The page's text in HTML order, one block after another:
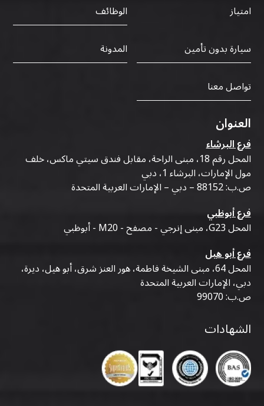
امتياز
الوظائف
سيارة بدون تأمين
المدونة
تواصل معنا
العنوان
فرع البرشاء
المحل رقم 18، مبنى الراحة، مقابل فندق سيتي ماكس، خلف
مول الإمارات، البرشاء 1، دبي
ص.ب: 88152 – دبي – الإمارات العربية المتحدة
فرع أبوظبي
المحل G23، مبنى إنرجي - مصفح - M20 - أبوظبي
فرع أبو هيل
المحل 64، مبنى الشيخة فاطمة، هور العنز شرق، أبو هيل، ديرة،
دبي، الإمارات العربية المتحدة
ص.ب: 99070
الشهادات